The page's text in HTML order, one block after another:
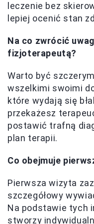
leczenie bez
lepiej ocenić stan
Na co zwrócić
fizjoterapeutą?
Warto być
wszelkimi swoimi
które wydają się
przekażesz
postawić trafną
plan terapii.
Co obejmuje
Pierwsza wizyta
szczegółowy
Na podstawie tych
stworzy